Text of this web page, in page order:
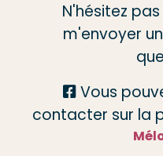
N'hésitez
m'envoyer
 Vous
contacter sur la